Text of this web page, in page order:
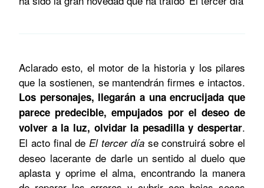
Aclarado esto, el motor de la historia y los pilares
que la sostienen, se mantendrán firmes e intactos.
Los personajes, llegarán a una encrucijada que
parece predecible, empujados por el deseo de
volver a la luz, olvidar la pesadilla y despertar.
El acto final de El tercer díase construirá sobre el
deseo lacerante de darle un sentido al duelo que
aplasta y oprime el alma, encontrando la manera